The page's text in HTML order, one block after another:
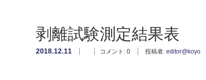
剥離試験測定結果表
2018.12.11 コメント: 0 投稿者: editor@koyo